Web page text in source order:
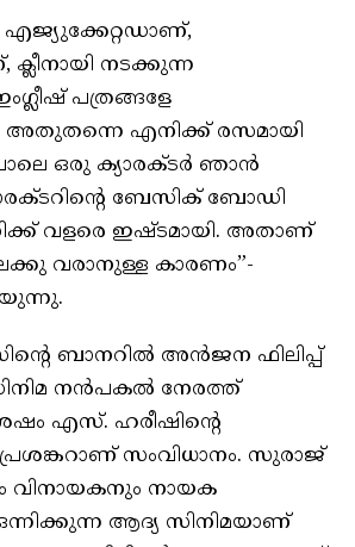
നടക്കുന്ന
പത്രങ്ങളേ
അതുതന്നെ എനിക്ക് രസമായി
ഒരു ക്യാരക്ടർ ഞാൻ
ബേസിക് ബോഡി
വളരെ ഇഷ്ടമായി. അതാണ്
വരാനുള്ള കാരണം”-
ബാനറിൽ അൻജന ഫിലിപ്പ്
നൻപകൽ നേരത്ത്
എസ്. ഹരീഷിന്റെ
സംവിധാനം. സുരാജ്
വിനായകനും നായക
ആദ്യ സിനിമയാണ്